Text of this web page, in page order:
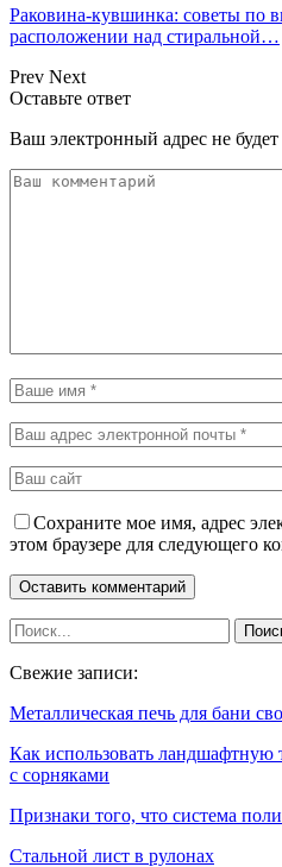
Раковина-кувшинка: советы по
расположении над стиральной…
Prev Next
Оставьте ответ
Ваш электронный адрес не
Сохраните мое имя, адрес
этом браузере для следующего
Свежие записи:
Металлическая печь для бани
Как использовать ландшафтную
с сорняками
Признаки того, что система
Стальной лист в рулонах